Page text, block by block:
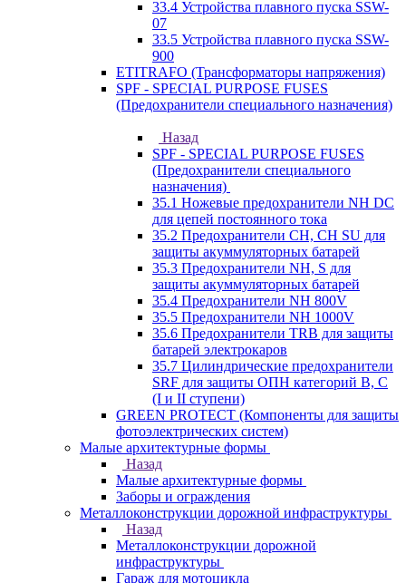
33.4 Устройства плавного пуска SSW-
07
33.5 Устройства плавного пуска SSW-
900
ETITRAFO (Трансформаторы напряжения)
SPF - SPECIAL PURPOSE FUSES
(Предохранители специального назначения)
Назад
SPF - SPECIAL PURPOSE FUSES
(Предохранители специального
назначения)
35.1 Ножевые предохранители NH DC
для цепей постоянного тока
35.2 Предохранители CH, CH SU для
защиты акуммуляторных батарей
35.3 Предохранители NH, S для
защиты акуммуляторных батарей
35.4 Предохранители NH 800V
35.5 Предохранители NH 1000V
35.6 Предохранители TRB для защиты
батарей электрокаров
35.7 Цилиндрические предохранители
SRF для защиты ОПН категорий B, C
(I и II ступени)
GREEN PROTECT (Компоненты для защиты
фотоэлектрических систем)
Малые архитектурные формы
Назад
Малые архитектурные формы
Заборы и ограждения
Металлоконструкции дорожной инфраструктуры
Назад
Металлоконструкции дорожной
инфраструктуры
Гараж для мотоцикла